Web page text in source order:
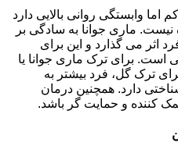
اما وابستگی روانی بالایی دارد
ماری جوانا به سادگی بر
اثر می گذارد و این برای
است. برای ترک ماری جوانا یا
ترک گل، فرد بیشتر به
دارد. همچنین درمان
کننده و حمایت گر باشد.